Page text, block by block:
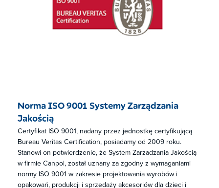
Norma ISO 9001 Systemy Zarządzania
Jakością
Certyfikat ISO 9001, nadany przez jednostkę certyfikującą
Bureau Veritas Certification, posiadamy od 2009 roku.
Stanowi on potwierdzenie, że System Zarzadzania Jakością
w firmie Canpol, został uznany za zgodny z wymaganiami
normy ISO 9001 w zakresie projektowania wyrobów i
opakowań, produkcji i sprzedaży akcesoriów dla dzieci i